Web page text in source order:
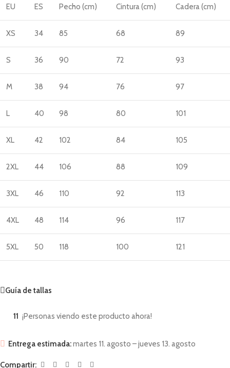
EU ES Pecho (cm) Cintura (cm) Cadera (cm)
XS 34 85 68 89
S 36 90 72 93
M 38 94 76 97
L 40 98 80 101
XL 42 102 84 105
2XL 44 106 88 109
3XL 46 110 92 113
4XL 48 114 96 117
5XL 50 118 100 121
Guía de tallas
11 ¡Personas viendo este producto ahora!
Entrega estimada:martes 11. agosto – jueves 13. agosto
Compartir: